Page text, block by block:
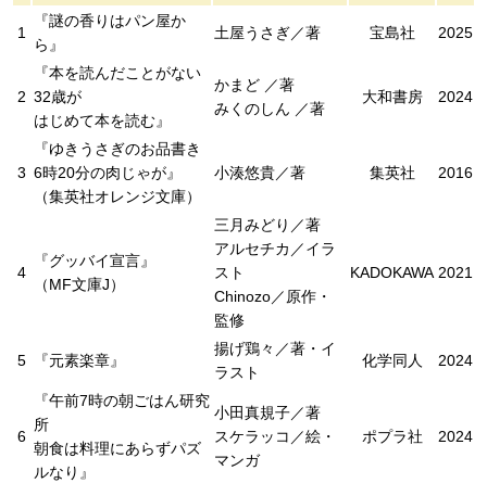
1
『謎の香りはパン屋か
ら』
土屋うさぎ／著 宝島社 2025
2
『本を読んだことがない
32歳が
はじめて本を読む』
かまど ／著
みくのしん ／著
大和書房 2024
3
『ゆきうさぎのお品書き
6時20分の肉じゃが』
（集英社オレンジ文庫）
小湊悠貴／著 集英社 2016
4
『グッバイ宣言』
（MF文庫J）
三月みどり／著
アルセチカ／イラ
スト
Chinozo／原作・
監修
KADOKAWA 2021
5 『元素楽章』
揚げ鶏々／著・イ
ラスト
化学同人 2024
6
『午前7時の朝ごはん研究
所
朝食は料理にあらずパズ
ルなり』
小田真規子／著
スケラッコ／絵・
マンガ
ポプラ社 2024